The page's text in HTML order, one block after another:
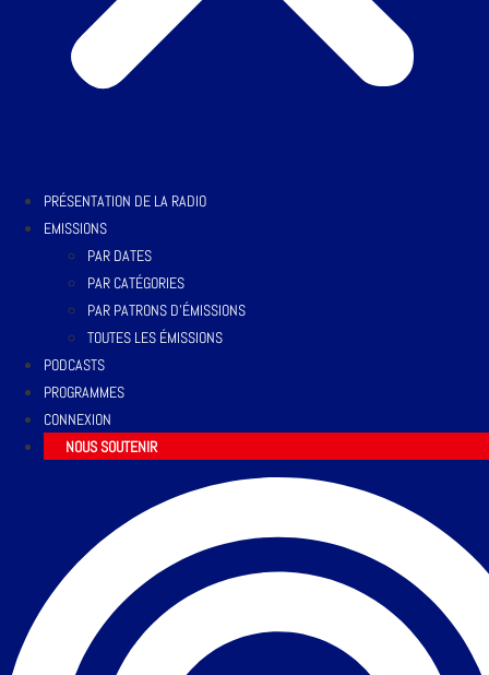
PRÉSENTATION DE LA RADIO
EMISSIONS
PAR DATES
PAR CATÉGORIES
PAR PATRONS D’ÉMISSIONS
TOUTES LES ÉMISSIONS
PODCASTS
PROGRAMMES
CONNEXION
NOUS SOUTENIR